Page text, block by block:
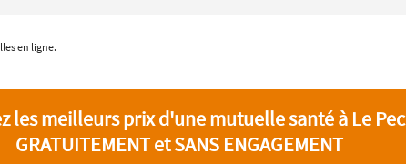
en ligne.
les meilleurs prix d'une mutuelle santé à Le
GRATUITEMENT et SANS ENGAGEMENT